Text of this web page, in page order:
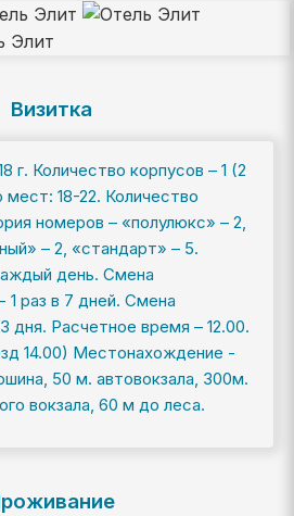
Визитка
г. Количество корпусов – 1 (2
18-22. Количество
номеров – «полулюкс» – 2,
– 2, «стандарт» – 5.
день. Смена
1 раз в 7 дней. Смена
дня. Расчетное время – 12.00.
14.00) Местонахождение -
50 м. автовокзала, 300м.
вокзала, 60 м до леса.